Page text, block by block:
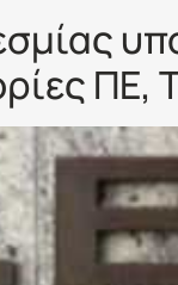
ΠΕ,